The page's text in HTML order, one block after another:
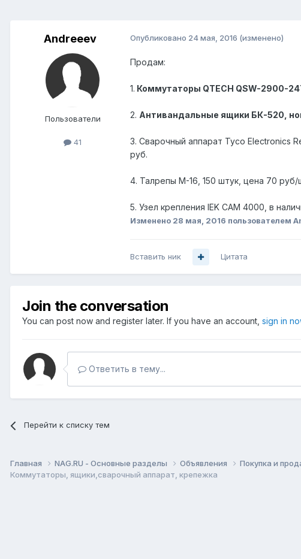
Andreeev
Пользователи
41
Опубликовано 24 мая, 2016 (изменено)
Продам:
1. Коммутаторы QTECH QSW-2900-
2. Антивандальные ящики БК-520,
3. Сварочный аппарат Tyco Electronics
руб.
4. Талрепы M-16, 150 штук, цена 70 руб/
5. Узел крепления IEK САM 4000, в
Изменено 28 мая, 2016 пользователем
Вставить ник Цитата
Join the conversation
You can post now and register later. If you have an account, sign in
Ответить в тему...
Перейти к списку тем
Главная NAG.RU - Основные разделы Объявления
Покупка и
Коммутаторы, ящики,сварочный аппарат, крепежка